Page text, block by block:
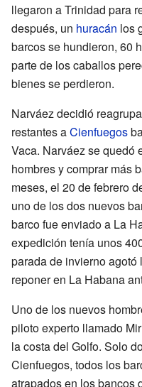
llegaron a Trinidad para
después, un huracán los
barcos se hundieron, 60
parte de los caballos
bienes se perdieron.
Narváez decidió
restantes aCienfuegos
Vaca. Narváez se quedó
hombres y comprar más
meses, el 20 de febrero
uno de los dos nuevos
barco fue enviado a La
expedición tenía unos
parada de invierno
reponer en La Habana
Uno de los nuevos
piloto experto llamado
la costa del Golfo. Solo
Cienfuegos, todos los
atrapados en los bancos